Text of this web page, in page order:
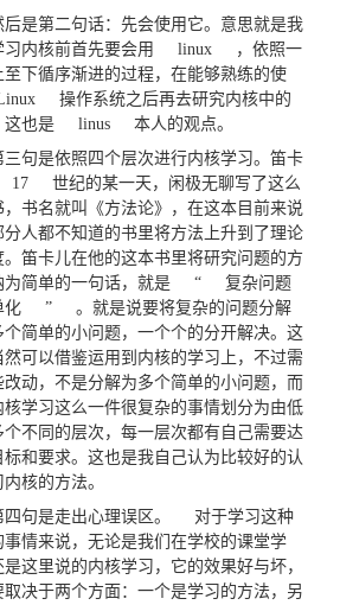
后是第二句话：先会使用它。意思就是我
习内核前首先要会用
linux
，依照一
至下循序渐进的过程，在能够熟练的使
操作系统之后再去研究内核中的
这也是
linus
本人的观点。
三句是依照四个层次进行内核学习。笛卡
17
世纪的某一天，闲极无聊写了这么
，书名就叫《方法论》，在这本目前来说
分人都不知道的书里将方法上升到了理论
。笛卡儿在他的这本书里将研究问题的方
为简单的一句话，就是
“
复杂问题
化
”
。就是说要将复杂的问题分解
个简单的小问题，一个个的分开解决。这
然可以借鉴运用到内核的学习上，不过需
改动，不是分解为多个简单的小问题，而
核学习这么一件很复杂的事情划分为由低
个不同的层次，每一层次都有自己需要达
标和要求。这也是我自己认为比较好的认
核的方法。
四句是走出心理误区。
对于学习这种
事情来说，无论是我们在学校的课堂学
是这里说的内核学习，它的效果好与坏，
取决于两个方面：一个是学习的方法，另